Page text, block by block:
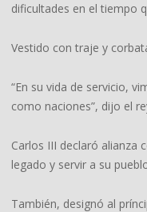
dificultades en el tiempo
Vestido con traje y
“En su vida de servicio,
como naciones”, dijo el
Carlos III declaró alianza
legado y servir a su
También, designó al